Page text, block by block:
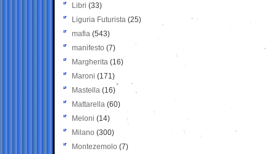
Libri (33)
Liguria Futurista (25)
mafia (543)
manifesto (7)
Margherita (16)
Maroni (171)
Mastella (16)
Mattarella (60)
Meloni (14)
Milano (300)
Montezemolo (7)